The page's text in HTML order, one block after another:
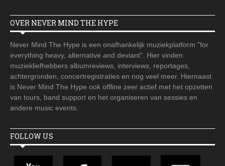
OVER NEVER MIND THE HYPE
Never Mind The Hype is een onafhankelijk muziekplatform "for
everything heavy, alternative and deviant". Hier vinden
muziekliefhebbers albumreviews, interviews, reportages,
achtergronden, concertregistraties en nog veel meer. Hiernaast
is Never Mind The Hype ook offline zeer actief met het opzetten
van tours, band support en het organiseren van sessies en
andere music events.
FOLLOW US